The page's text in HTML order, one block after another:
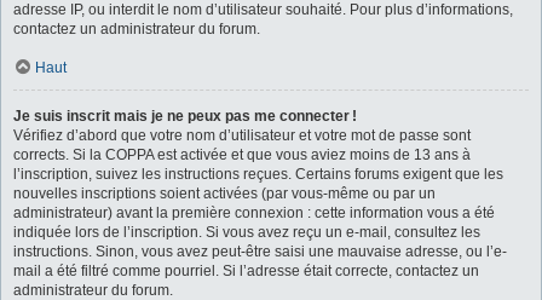
adresse IP, ou interdit le nom d’utilisateur souhaité. Pour plus d’informations,
contactez un administrateur du forum.
Haut
Je suis inscrit mais je ne peux pas me connecter !
Vérifiez d’abord que votre nom d’utilisateur et votre mot de passe sont
corrects. Si la COPPA est activée et que vous aviez moins de 13 ans à
l’inscription, suivez les instructions reçues. Certains forums exigent que les
nouvelles inscriptions soient activées (par vous-même ou par un
administrateur) avant la première connexion : cette information vous a été
indiquée lors de l’inscription. Si vous avez reçu un e-mail, consultez les
instructions. Sinon, vous avez peut-être saisi une mauvaise adresse, ou l’e-
mail a été filtré comme pourriel. Si l’adresse était correcte, contactez un
administrateur du forum.